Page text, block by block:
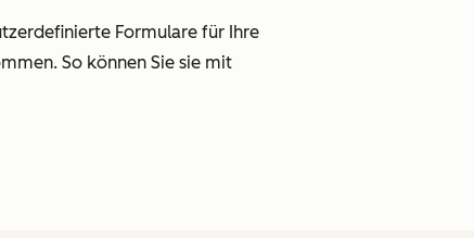
Formulare für Ihre
So können Sie sie mit